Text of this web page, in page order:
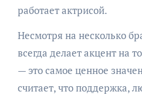
работает актрисой.
Несмотря на несколько
всегда делает акцент на
— это самое ценное
считает, что поддержка,